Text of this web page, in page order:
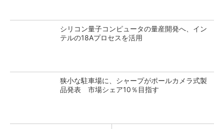
シリコン量子コンピュータの量産開発へ、イン
テルの18Aプロセスを活用
狭小な駐車場に、シャープがポールカメラ式製
品発表 市場シェア10％目指す